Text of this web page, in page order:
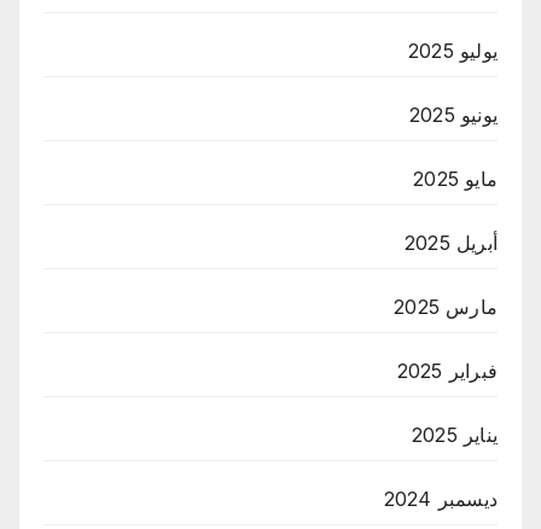
يوليو 2025
يونيو 2025
مايو 2025
أبريل 2025
مارس 2025
فبراير 2025
يناير 2025
ديسمبر 2024